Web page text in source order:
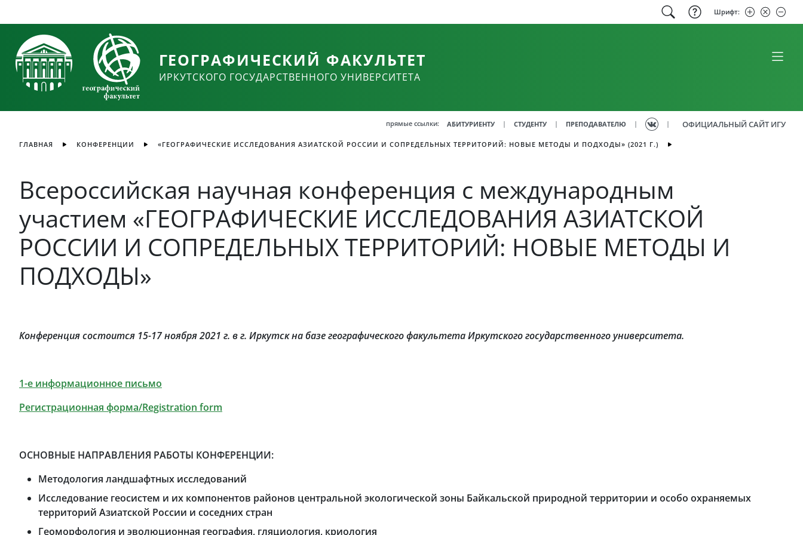
Шрифт:
ГЕОГРАФИЧЕСКИЙ ФАКУЛЬТЕТ
ИРКУТСКОГО ГОСУДАРСТВЕННОГО УНИВЕРСИТЕТА
прямые ссылки: АБИТУРИЕНТУ | СТУДЕНТУ | ПРЕПОДАВАТЕЛЮ | | ОФИЦИАЛЬНЫЙ САЙТ ИГУ
ГЛАВНАЯ КОНФЕРЕНЦИИ «ГЕОГРАФИЧЕСКИЕ ИССЛЕДОВАНИЯ АЗИАТСКОЙ РОССИИ И СОПРЕДЕЛЬНЫХ ТЕРРИТОРИЙ: НОВЫЕ МЕТОДЫ И ПОДХОДЫ» (2021 Г.)
Всероссийская научная конференция с международным
участием «ГЕОГРАФИЧЕСКИЕ ИССЛЕДОВАНИЯ АЗИАТСКОЙ
РОССИИ И СОПРЕДЕЛЬНЫХ ТЕРРИТОРИЙ: НОВЫЕ МЕТОДЫ И
ПОДХОДЫ»
Конференция состоится 15-17 ноября 2021 г. в г. Иркутск на базе географического факультета Иркутского государственного университета.
1-е информационное письмо
Регистрационная форма/Registration form
ОСНОВНЫЕ НАПРАВЛЕНИЯ РАБОТЫ КОНФЕРЕНЦИИ:
Методология ландшафтных исследований
Исследование геосистем и их компонентов районов центральной экологической зоны Байкальской природной территории и особо охраняемых
территорий Азиатской России и соседних стран
Геоморфология и эволюционная география, гляциология, криология